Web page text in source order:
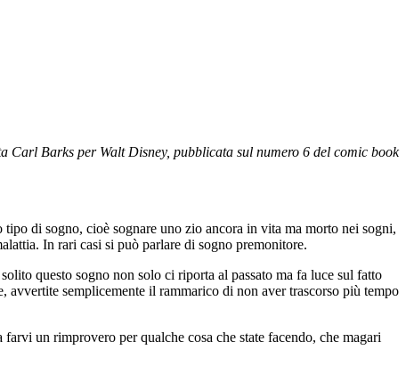
Carl Barks per Walt Disney, pubblicata sul numero 6 del comic book
di sogno, cioè sognare uno zio ancora in vita ma morto nei sogni,
In rari casi si può parlare di sogno premonitore.
questo sogno non solo ci riporta al passato ma fa luce sul fatto
avvertite semplicemente il rammarico di non aver trascorso più tempo
un rimprovero per qualche cosa che state facendo, che magari